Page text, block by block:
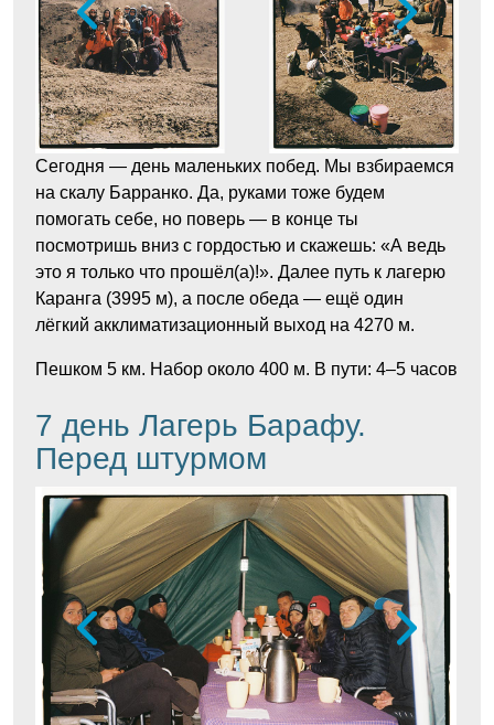
Сегодня — день маленьких побед. Мы взбираемся
на скалу Барранко. Да, руками тоже будем
помогать себе, но поверь — в конце ты
посмотришь вниз с гордостью и скажешь: «А ведь
это я только что прошёл(а)!». Далее путь к лагерю
Каранга (3995 м), а после обеда — ещё один
лёгкий акклиматизационный выход на 4270 м.
Пешком 5 км. Набор около 400 м. В пути: 4–5 часов
7 день Лагерь Барафу.
Перед штурмом